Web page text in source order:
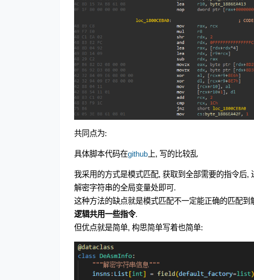
共同点为:
具体脚本代码在github 上, 写的比较乱
我采用的方式是模式匹配, 获取到全部需要的指令后
解密字符串的全局变量处即可.
这种方法的缺点就是模式匹配不一定能正确的匹配
逻辑共用一些指令.
但优点就是简单, 构思简单写着也简单: